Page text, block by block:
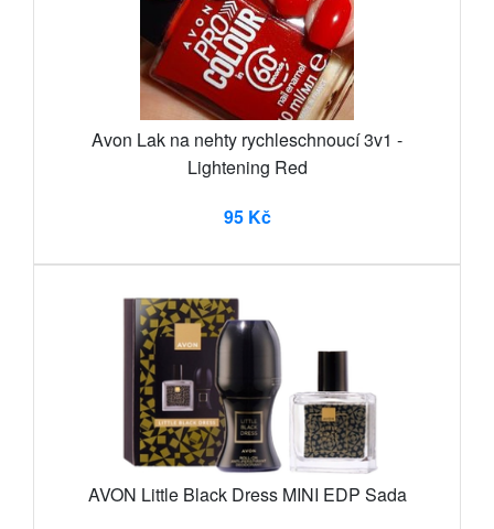
Avon Lak na nehty rychleschnoucí 3v1 -
Lightening Red
95 Kč
AVON Little Black Dress MINI EDP Sada